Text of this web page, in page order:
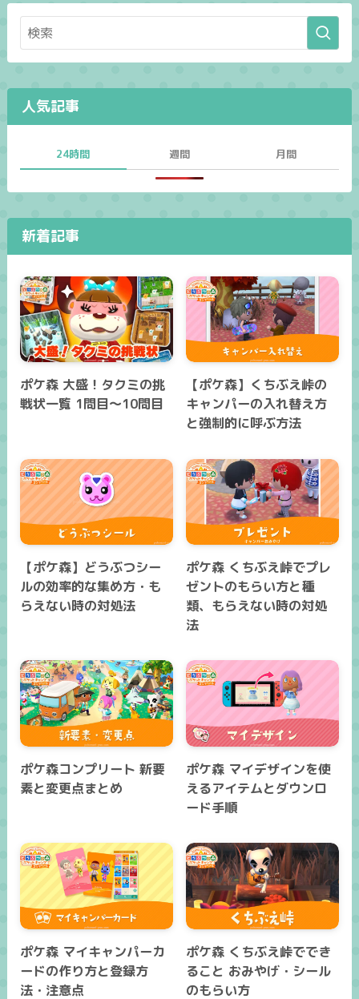
人気記事
24時間 週間 月間
新着記事
ポケ森 大盛！タクミの挑
戦状一覧 1問目～10問目
【ポケ森】くちぶえ峠の
キャンパーの入れ替え方
と強制的に呼ぶ方法
【ポケ森】どうぶつシー
ルの効率的な集め方・も
らえない時の対処法
ポケ森 くちぶえ峠でプレ
ゼントのもらい方と種
類、もらえない時の対処
法
ポケ森コンプリート 新要
素と変更点まとめ
ポケ森 マイデザインを使
えるアイテムとダウンロ
ード手順
ポケ森 マイキャンパーカ
ードの作り方と登録方
法・注意点
ポケ森 くちぶえ峠ででき
ること おみやげ・シール
のもらい方